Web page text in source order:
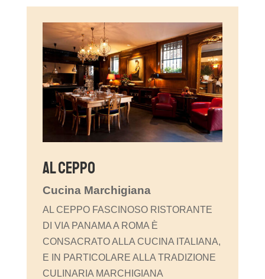
Al Ceppo
Cucina Marchigiana
AL CEPPO FASCINOSO RISTORANTE
DI VIA PANAMA A ROMA È
CONSACRATO ALLA CUCINA ITALIANA,
E IN PARTICOLARE ALLA TRADIZIONE
CULINARIA MARCHIGIANA